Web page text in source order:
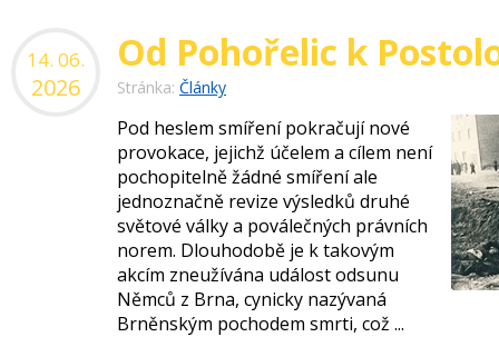
14. 06.
2026
Od Pohořelic k
Stránka: Články
Pod heslem smíření pokračují nové
provokace, jejichž účelem a cílem není
pochopitelně žádné smíření ale
jednoznačně revize výsledků druhé
světové války a poválečných právních
norem. Dlouhodobě je k takovým
akcím zneužívána událost odsunu
Němců z Brna, cynicky nazývaná
Brněnským pochodem smrti, což ...